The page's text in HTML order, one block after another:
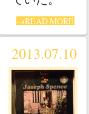
→READ MORE
2013.07.10